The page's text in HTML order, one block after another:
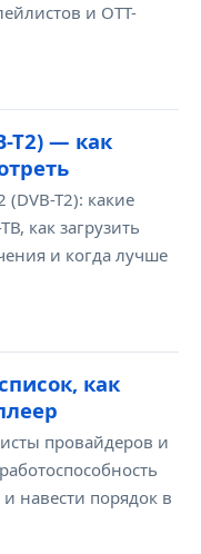
и OTT-
T2) — как
(DVB-T2): какие
как загрузить
и когда лучше
как
провайдеров и
навести порядок в